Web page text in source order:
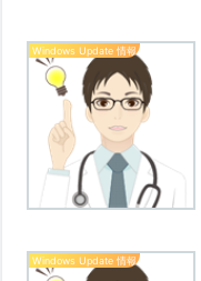
Windows Update 情報
Windows Update 情報